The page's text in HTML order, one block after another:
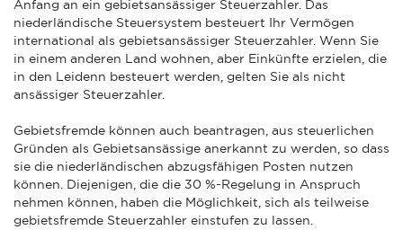
Anfang an ein gebietsansässiger Steuerzahler. Das
niederländische Steuersystem besteuert Ihr Vermögen
international als gebietsansässiger Steuerzahler. Wenn Sie
in einem anderen Land wohnen, aber Einkünfte erzielen, die
in den Leidenn besteuert werden, gelten Sie als nicht
ansässiger Steuerzahler.
Gebietsfremde können auch beantragen, aus steuerlichen
Gründen als Gebietsansässige anerkannt zu werden, so dass
sie die niederländischen abzugsfähigen Posten nutzen
können. Diejenigen, die die 30 %-Regelung in Anspruch
nehmen können, haben die Möglichkeit, sich als teilweise
gebietsfremde Steuerzahler einstufen zu lassen.